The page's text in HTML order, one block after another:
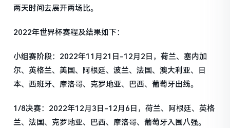
两天时间去展开两场比。
2022年世界杯赛程及结果如下：
小组赛阶段：2022年11月21日-12月2日，荷兰、塞内加
尔、英格兰、美国、阿根廷、波兰、法国、澳大利亚、日
本、西班牙、摩洛哥、克罗地亚、巴西、葡萄牙出线。
1/8决赛：2022年12月3日-12月6日，荷兰、阿根廷、英格
兰、法国、克罗地亚、巴西、摩洛哥、葡萄牙入围八强。